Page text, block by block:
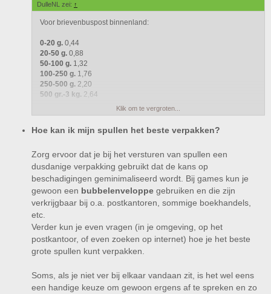
DulleNL zei: ↑
Voor brievenbuspost binnenland:
0-20 g. 0,44
20-50 g. 0,88
50-100 g. 1,32
100-250 g. 1,76
250-500 g. 2,20
500 gr.-3 kg. 2,64
Brievenbuspost Buitenland:
Europa Priority Standard
20 - 50 g.€ 1,50 € 1,40
50 - 100 g.€ 2,25 € 2,10
100 - 250 g.€ 3,00 € 2,80
€ 6,00 € 4,20
Pakketpost
Klik om te vergroten...
Hoe kan ik mijn spullen het beste verpakken?
Zorg ervoor dat je bij het versturen van spullen een
dusdanige verpakking gebruikt dat de kans op
beschadigingen geminimaliseerd wordt. Bij games kun je
gewoon een bubbelenveloppe gebruiken en die zijn
verkrijgbaar bij o.a. postkantoren, sommige boekhandels,
etc.
Verder kun je even vragen (in je omgeving, op het
postkantoor, of even zoeken op internet) hoe je het beste
grote spullen kunt verpakken.
Soms, als je niet ver bij elkaar vandaan zit, is het wel eens
een handige keuze om gewoon ergens af te spreken en zo